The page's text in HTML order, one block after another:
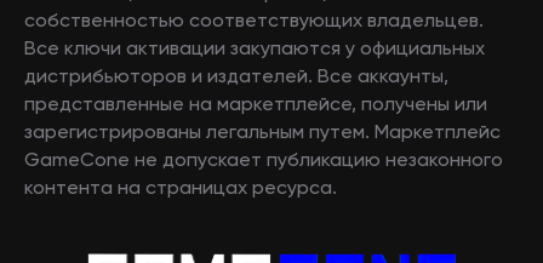
собственностью соответствующих владельцев.
Все ключи активации закупаются у официальных
дистрибьюторов и издателей. Все аккаунты,
представленные на маркетплейсе, получены или
зарегистрированы легальным путем. Маркетплейс
GameCone не допускает публикацию незаконного
контента на страницах ресурса.